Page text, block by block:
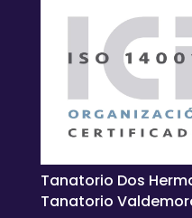
Tanatorio Dos
Tanatorio